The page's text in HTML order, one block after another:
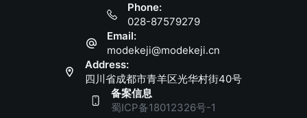
Phone:
028-87579279
Email:
modekeji@modekeji.cn
Address:
四川省成都市青羊区光华村街40号
备案信息
蜀ICP备18012326号-1